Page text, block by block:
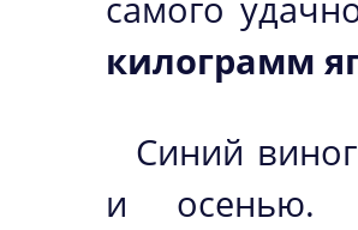
самого
килограмм
Синий
и осенью.